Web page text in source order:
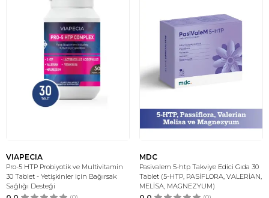
VIAPECIA
Pro-5 HTP Probiyotik ve Multivitamin
30 Tablet - Yetişkinler için Bağırsak
Sağlığı Desteği
MDC
Pasivalem 5-htp Takviye Edici Gıda 30
Tablet (5-HTP, PASİFLORA, VALERİAN,
MELİSA, MAGNEZYUM)